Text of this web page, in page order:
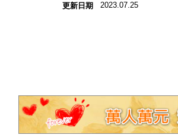
更新日期 2023.07.25